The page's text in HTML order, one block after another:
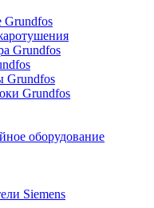
Grundfos
Grundfos
Grundfos
Grundfos
оборудование
Siemens